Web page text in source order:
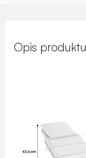
Opis produktu